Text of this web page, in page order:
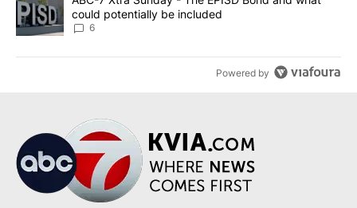
could potentially be included
6
Powered by